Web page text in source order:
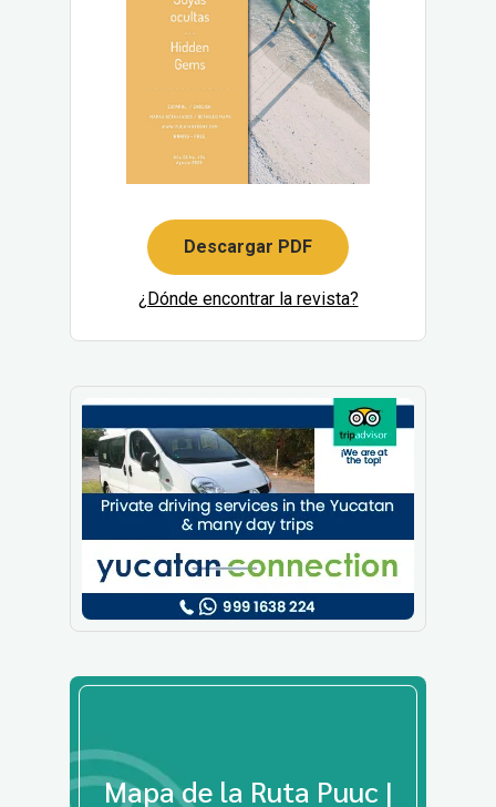
Descargar PDF
¿Dónde encontrar la revista?
Mapa de la Ruta Puuc |